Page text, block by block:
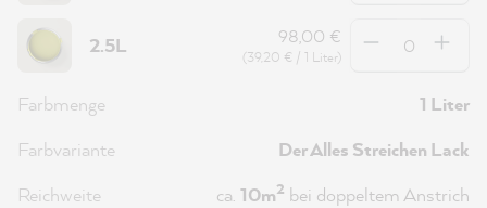
2.5L 98,00 €
(39,20 € / 1 Liter)
Farbmenge
1 Liter
Farbvariante
Der Alles Streichen Lack
Reichweite
ca. 10m2 bei doppeltem Anstrich